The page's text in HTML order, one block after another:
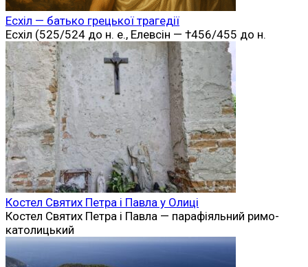
Есхіл — батько грецької трагедії
Есхіл (525/524 до н. е., Елевсін — †456/455 до н.
Костел Святих Петра і Павла у Олиці
Костел Святих Петра і Павла — парафіяльний римо-
католицький